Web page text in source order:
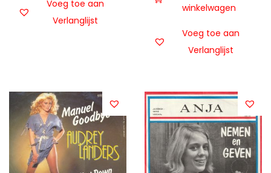
Voeg toe aan
Verlanglijst
winkelwagen
Voeg toe aan
Verlanglijst